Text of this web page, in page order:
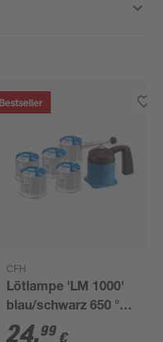
Bestseller
CFH
Lötlampe 'LM 1000'
blau/schwarz 650 °C,
inkl. 5 Kartuschen
24,99 €